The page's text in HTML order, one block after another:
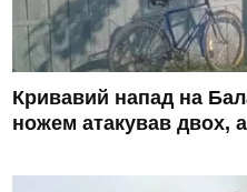
Кривавий напад на
ножем атакував двох,